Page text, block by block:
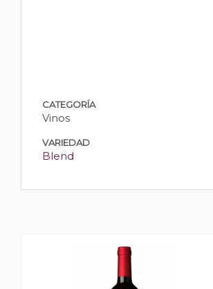
CATEGORÍA
Vinos
VARIEDAD
Blend